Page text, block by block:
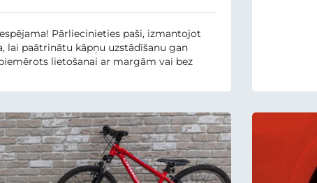
Pārliecinieties paši, izmantojot
lai paātrinātu kāpņu uzstādīšanu gan
lietošanai ar margām vai bez